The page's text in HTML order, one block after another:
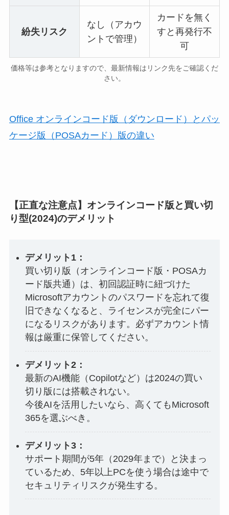
紛失リスク
なし（アカウ
ントで管理）
カードを無く
すと再発行不
可
価格等は参考となりますので、最新情報はリンク先をご確認くだ
さい。
Office オンラインコード版（ダウンロード）とパッ
ケージ版（POSAカード）版の違い
【正直な注意点】オンラインコード版と買い切
り型(2024)のデメリット
デメリット1：
買い切り版（オンラインコード版・POSAカ
ード版共通）は、初回認証時に紐づけた
Microsoftアカウントのパスワードを忘れて復
旧できなくなると、ライセンスが完全にパー
になるリスクがあります。必ずアカウント情
報は厳重に保管してください。
デメリット2：
最新のAI機能（Copilotなど）は2024の買い
切り版には搭載されない。
今後AIを活用したいなら、高くてもMicrosoft
365を選ぶべき。
デメリット3：
サポート期間が5年（2029年まで）と決まっ
ているため、5年以上PCを使う場合は途中で
セキュリティリスクが発生する。